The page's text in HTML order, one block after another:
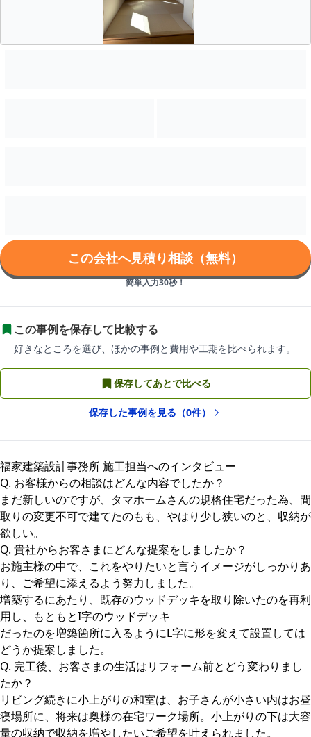
この会社へ見積り相談（無料）
簡単入力30秒！
この事例を保存して比較する
好きなところを選び、ほかの事例と費用や工期を比べられます。
保存してあとで比べる
保存した事例を見る（0件）
福家建築設計事務所 施工担当へのインタビュー
Q. お客様からの相談はどんな内容でしたか？
まだ新しいのですが、タマホームさんの規格住宅だった為、間
取りの変更不可で建てたのもも、やはり少し狭いのと、収納が
欲しい。
Q. 貴社からお客さまにどんな提案をしましたか？
お施主様の中で、これをやりたいと言うイメージがしっかりあ
り、ご希望に添えるよう努力しました。
増築するにあたり、既存のウッドデッキを取り除いたのを再利
用し、もともとI字のウッドデッキ
だったのを増築箇所に入るようにL字に形を変えて設置しては
どうか提案しました。
Q. 完工後、お客さまの生活はリフォーム前とどう変わりまし
たか？
リビング続きに小上がりの和室は、お子さんが小さい内はお昼
寝場所に、将来は奥様の在宅ワーク場所。小上がりの下は大容
量の収納で収納を増やしたいご希望を叶えられました。